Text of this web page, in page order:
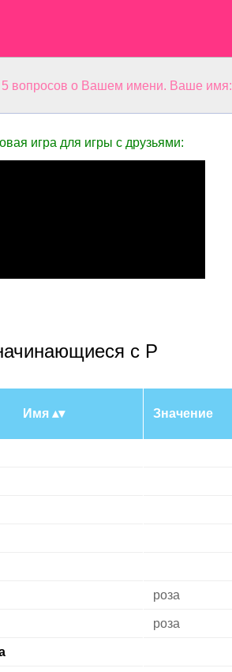
5 вопросов о Вашем имени. Ваше имя:
игра для игры с друзьями:
с Р
Имя Значение
роза
роза